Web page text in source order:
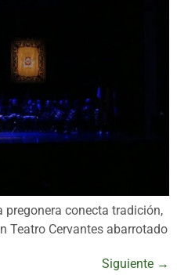
conecta tradición,
Teatro Cervantes abarrotado
Siguiente →